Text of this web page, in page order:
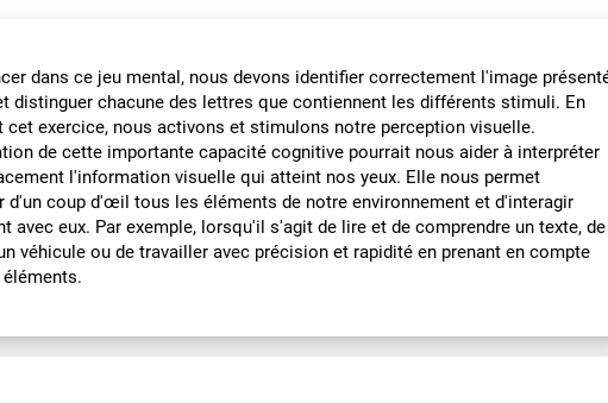
dans ce jeu mental, nous devons identifier correctement l'image
distinguer chacune des lettres que contiennent les différents stimuli. En
cet exercice, nous activons et stimulons notre perception visuelle.
de cette importante capacité cognitive pourrait nous aider à interpréter
l'information visuelle qui atteint nos yeux. Elle nous permet
d'un coup d'œil tous les éléments de notre environnement et d'interagir
avec eux. Par exemple, lorsqu'il s'agit de lire et de comprendre un texte, de
véhicule ou de travailler avec précision et rapidité en prenant en compte